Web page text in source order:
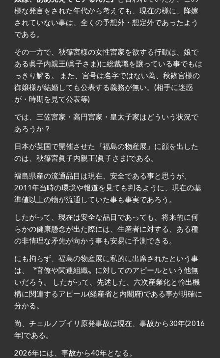
様な発言をされた年代から考えても、現在の様に、降嫁
されていない事は、全くの予想外・想定外であったよう
である。
その一方で、秋篠宮様の女性宮家を欲する行動は、娘で
ある眞子内親王(眞子さま)に総裁職を譲っている事でもは
っきり解る。 また、宮号は名字ではない為、秋篠宮様の
御嬢様が結婚しても公表する義務が無い。(相手に迷惑
が・時期を見て公表等)
では、三笠宮家・高円宮家・皇太子家はどういう状況で
あろうか？
日本が英国で開催させた『福島の物産展』に顔を出した
のは、秋篠宮眞子内親王(眞子さま)である。
福島県産の流通品目は現在、安全である事と思うが、
2011年当時の環境や報道を見ても判るように、現在の基
準値以上の物が流通していた事も事実であろう。
したがって、現在は安全な品目であっても、将来的に何
らかの健康懸念が出た際には、生産者に対する、ある種
の非情理な矛先が向かう事も安易に予測できる。
にも拘らず、福島の物産展に私的に出席されたという事
は、〝官僚や関連組織〟に対してのアピールという他無
いだろう。 したがって、先述した、六次産業化と輸出機
構に関連するアピール(経産省と内閣府)である事が明確に
分かる。
尚、チェルノブイリ原発事故は現在、事故から30年(2016
年)である。
2026年には、事故から40年となる。